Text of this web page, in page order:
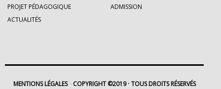
PROJET PÉDAGOGIQUE
ADMISSION
ACTUALITÉS
MENTIONS LÉGALES COPYRIGHT ©2019 TOUS DROITS RÉSERVÉS